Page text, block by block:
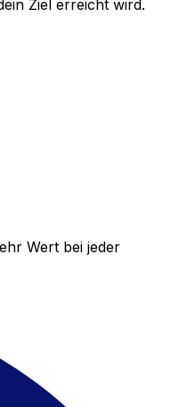
Ziel erreicht wird.
Wert bei jeder